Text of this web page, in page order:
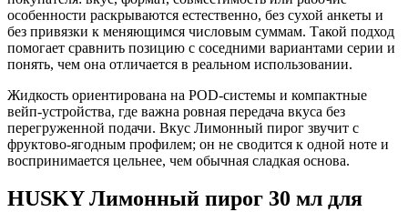
особенности раскрываются естественно, без сухой анкеты и
без привязки к меняющимся числовым суммам. Такой подход
помогает сравнить позицию с соседними вариантами серии и
понять, чем она отличается в реальном использовании.
Жидкость ориентирована на POD-системы и компактные
вейп-устройства, где важна ровная передача вкуса без
перегруженной подачи. Вкус Лимонный пирог звучит с
фруктово-ягодным профилем; он не сводится к одной ноте и
воспринимается цельнее, чем обычная сладкая основа.
HUSKY Лимонный пирог 30 мл для